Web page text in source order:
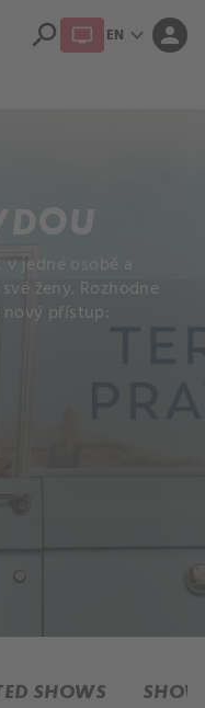
search EN expand_more person
jedné osobě a
ženy. Rozhodne
přístup:
SHOWS